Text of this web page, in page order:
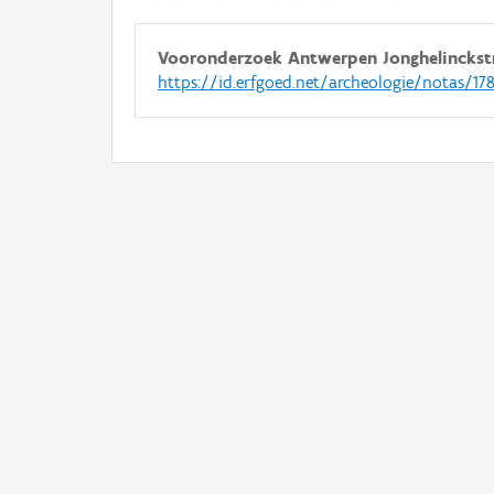
Vooronderzoek Antwerpen
https://id.erfgoed.net/archeologie/notas/